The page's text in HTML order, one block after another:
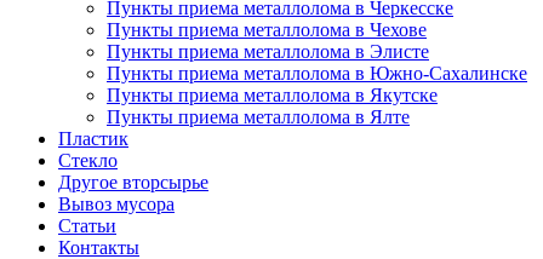
Пункты приема металлолома в Черкесске
Пункты приема металлолома в Чехове
Пункты приема металлолома в Элисте
Пункты приема металлолома в Южно-Сахалинске
Пункты приема металлолома в Якутске
Пункты приема металлолома в Ялте
Пластик
Стекло
Другое вторсырье
Вывоз мусора
Статьи
Контакты